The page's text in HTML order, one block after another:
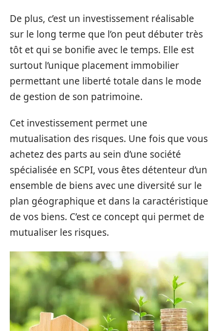
De plus, c’est un investissement réalisable
sur le long terme que l’on peut débuter très
tôt et qui se bonifie avec le temps. Elle est
surtout l’unique placement immobilier
permettant une liberté totale dans le mode
de gestion de son patrimoine.
Cet investissement permet une
mutualisation des risques. Une fois que vous
achetez des parts au sein d’une société
spécialisée en SCPI, vous êtes détenteur d’un
ensemble de biens avec une diversité sur le
plan géographique et dans la caractéristique
de vos biens. C’est ce concept qui permet de
mutualiser les risques.